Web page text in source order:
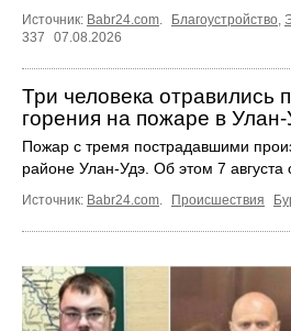
Источник: Babr24.com. Благоустройство,
337
07.08.2026
Три человека отравились
горения на пожаре в Улан-
Пожар с тремя пострадавшими
районе Улан-Удэ. Об этом 7
Источник: Babr24.com. Происшествия